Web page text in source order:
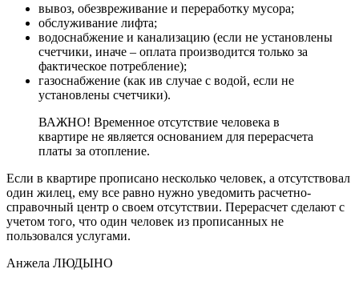
вывоз, обезвреживание и переработку мусора;
обслуживание лифта;
водоснабжение и канализацию (если не установлены
счетчики, иначе – оплата производится только за
фактическое потребление);
газоснабжение (как ив случае с водой, если не
установлены счетчики).
ВАЖНО! Временное отсутствие человека в
квартире не является основанием для перерасчета
платы за отопление.
Если в квартире прописано несколько человек, а отсутствовал
один жилец, ему все равно нужно уведомить расчетно-
справочный центр о своем отсутствии. Перерасчет сделают с
учетом того, что один человек из прописанных не
пользовался услугами.
Анжела ЛЮДЫНО